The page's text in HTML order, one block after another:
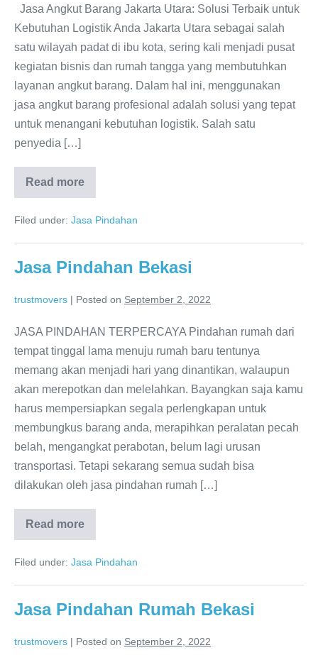
Jasa Angkut Barang Jakarta Utara: Solusi Terbaik untuk
Kebutuhan Logistik Anda Jakarta Utara sebagai salah
satu wilayah padat di ibu kota, sering kali menjadi pusat
kegiatan bisnis dan rumah tangga yang membutuhkan
layanan angkut barang. Dalam hal ini, menggunakan
jasa angkut barang profesional adalah solusi yang tepat
untuk menangani kebutuhan logistik. Salah satu
penyedia […]
Read more
Jasa
Angkut
Jakarta
Filed under: Jasa Pindahan
Jasa Pindahan Bekasi
trustmovers | Posted on September 2, 2022
JASA PINDAHAN TERPERCAYA Pindahan rumah dari
tempat tinggal lama menuju rumah baru tentunya
memang akan menjadi hari yang dinantikan, walaupun
akan merepotkan dan melelahkan. Bayangkan saja kamu
harus mempersiapkan segala perlengkapan untuk
membungkus barang anda, merapihkan peralatan pecah
belah, mengangkat perabotan, belum lagi urusan
transportasi. Tetapi sekarang semua sudah bisa
dilakukan oleh jasa pindahan rumah […]
Read more
Jasa
Pindahan
Filed under: Jasa Pindahan
Jasa Pindahan Rumah Bekasi
trustmovers | Posted on September 2, 2022